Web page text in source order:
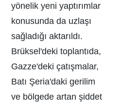
yönelik yeni yaptırımlar
konusunda da uzlaşı
sağladığı aktarıldı.
Brüksel'deki toplantıda,
Gazze'deki çatışmalar,
Batı Şeria'daki gerilim
ve bölgede artan şiddet